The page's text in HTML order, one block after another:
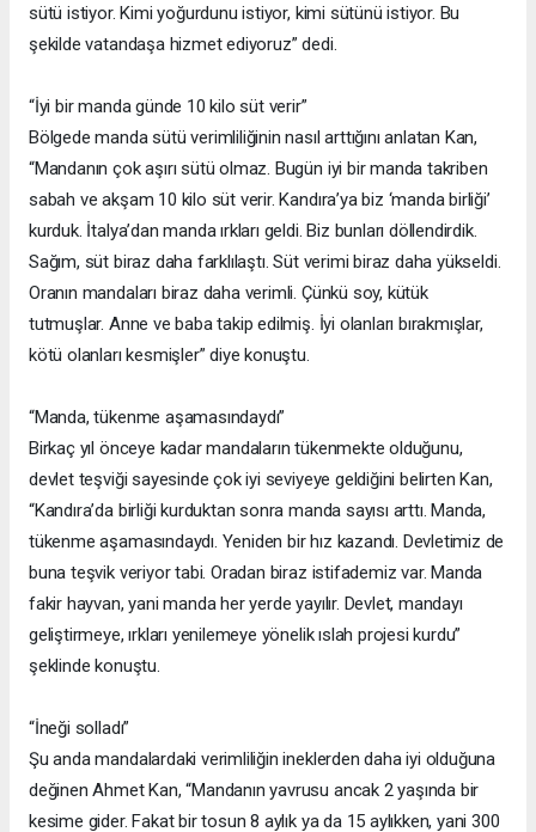
sütü istiyor. Kimi yoğurdunu istiyor, kimi sütünü istiyor. Bu
şekilde vatandaşa hizmet ediyoruz” dedi.
“İyi bir manda günde 10 kilo süt verir”
Bölgede manda sütü verimliliğinin nasıl arttığını anlatan Kan,
“Mandanın çok aşırı sütü olmaz. Bugün iyi bir manda takriben
sabah ve akşam 10 kilo süt verir. Kandıra’ya biz ‘manda birliği’
kurduk. İtalya’dan manda ırkları geldi. Biz bunları döllendirdik.
Sağım, süt biraz daha farklılaştı. Süt verimi biraz daha yükseldi.
Oranın mandaları biraz daha verimli. Çünkü soy, kütük
tutmuşlar. Anne ve baba takip edilmiş. İyi olanları bırakmışlar,
kötü olanları kesmişler” diye konuştu.
“Manda, tükenme aşamasındaydı”
Birkaç yıl önceye kadar mandaların tükenmekte olduğunu,
devlet teşviği sayesinde çok iyi seviyeye geldiğini belirten Kan,
“Kandıra’da birliği kurduktan sonra manda sayısı arttı. Manda,
tükenme aşamasındaydı. Yeniden bir hız kazandı. Devletimiz de
buna teşvik veriyor tabi. Oradan biraz istifademiz var. Manda
fakir hayvan, yani manda her yerde yayılır. Devlet, mandayı
geliştirmeye, ırkları yenilemeye yönelik ıslah projesi kurdu”
şeklinde konuştu.
“İneği solladı”
Şu anda mandalardaki verimliliğin ineklerden daha iyi olduğuna
değinen Ahmet Kan, “Mandanın yavrusu ancak 2 yaşında bir
kesime gider. Fakat bir tosun 8 aylık ya da 15 aylıkken, yani 300